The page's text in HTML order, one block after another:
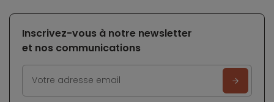
Inscrivez-vous à notre newsletter
et nos communications